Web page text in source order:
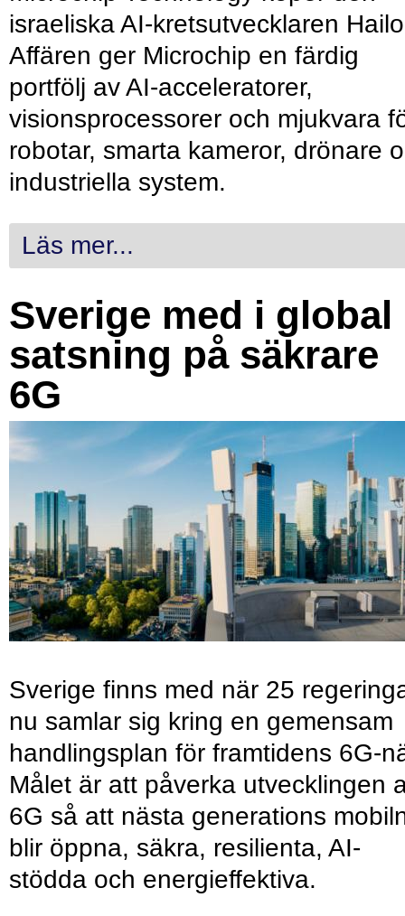
israeliska AI-kretsutvecklaren
Affären ger Microchip en färdig
portfölj av AI-acceleratorer,
visionsprocessorer och mjukvara
robotar, smarta kameror, drönare
industriella system.
Läs mer...
Sverige med i global
satsning på säkrare
6G
Sverige finns med när 25
nu samlar sig kring en gemensam
handlingsplan för framtidens 6G-
Målet är att påverka utvecklingen
6G så att nästa generations
blir öppna, säkra, resilienta, AI-
stödda och energieffektiva.